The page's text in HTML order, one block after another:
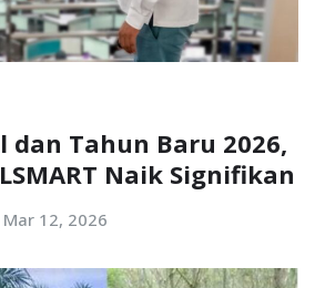
Tahun Baru 2026,
Naik Signifikan
Mar 12, 2026